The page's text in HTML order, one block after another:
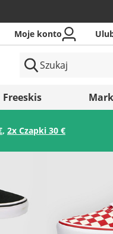
Moje konto
Freeskis
, 2x Czapki 30 €